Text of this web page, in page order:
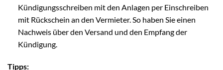
Kündigungsschreiben mit den Anlagen per Einschreiben
mit Rückschein an den Vermieter. So haben Sie einen
Nachweis über den Versand und den Empfang der
Kündigung.
Tipps: